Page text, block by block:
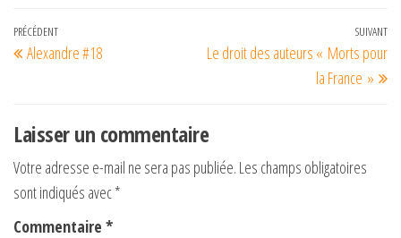
Navigation
de
Article
précédent
PRÉCÉDENT
Alexandre #18
SUIVANT
Le droit des auteurs « Morts pour
la France »
Laisser un commentaire
Votre adresse e-mail ne sera pas publiée. Les champs obligatoires
sont indiqués avec*
Commentaire *